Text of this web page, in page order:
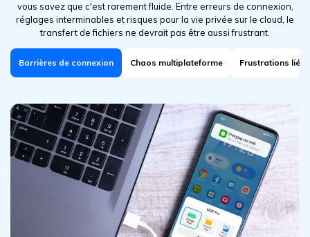
vous savez que c'est rarement fluide. Entre erreurs de connexion,
réglages interminables et risques pour la vie privée sur le cloud, le
transfert de fichiers ne devrait pas être aussi frustrant.
Barrières de connexion Chaos multiplateforme Frustrations